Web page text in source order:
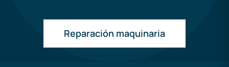
Reparación maquinaria